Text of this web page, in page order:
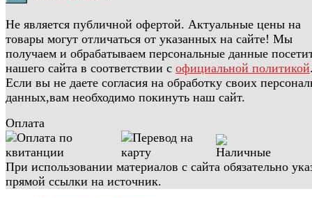
Не является публичной офертой. Актуальные цены на
товары могут отличаться от указанных на сайте! Мы
получаем и обрабатываем персональные данные
нашего сайта в соответствии с официальной политикой
Если вы не даете согласия на обработку своих
данных,вам необходимо покинуть наш сайт.
Оплата
При использовании материалов с сайта обязательно
прямой ссылки на источник.